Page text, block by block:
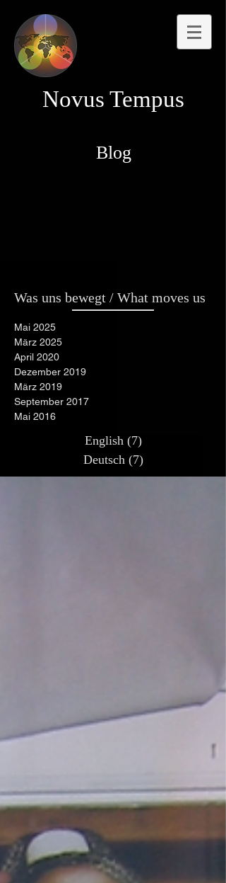
Novus Tempus
Blog
Was uns bewegt / What moves us
Mai 2025
März 2025
April 2020
Dezember 2019
März 2019
September 2017
Mai 2016
English (7)7 Beiträge
Deutsch (7)7 Beiträge